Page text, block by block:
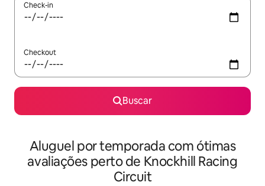
Check-in
Checkout
Buscar
Aluguel por temporada com ótimas
avaliações perto de Knockhill Racing
Circuit